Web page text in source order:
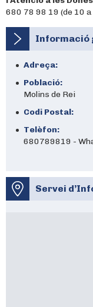
680 78 98 19 (de 10 a
Informació
Adreça:
Població:
Molins de Rei
Codi Postal:
Telèfon:
680789819 -
Servei